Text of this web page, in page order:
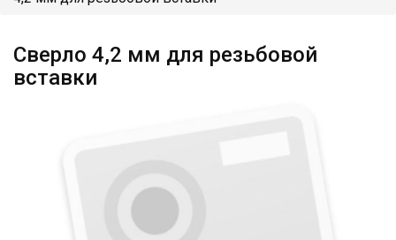
Сверло 4,2 мм для резьбовой
вставки